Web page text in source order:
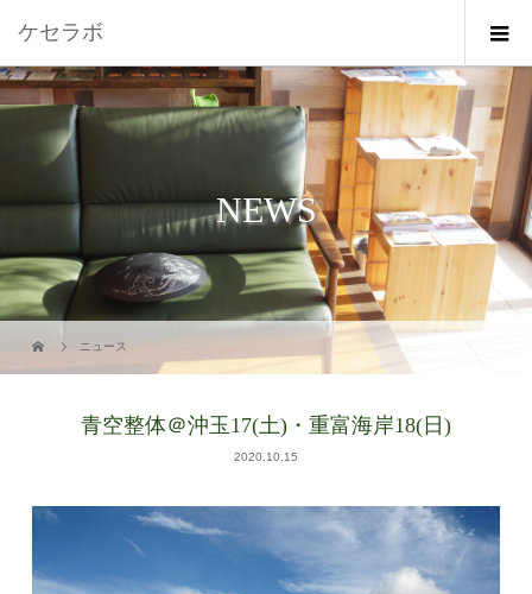
ケセラボ
NEWS
ニュース
青空整体＠沖玉17(土)・重富海岸18(日)
2020.10.15